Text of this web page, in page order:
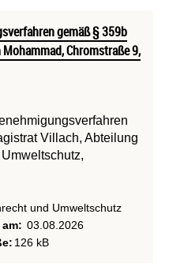
gemäß § 359b GewO
gemäß § 359b
Chromstraße 9,
Villach, Abteilung
und Umweltschutz
03.08.2026
126 kB